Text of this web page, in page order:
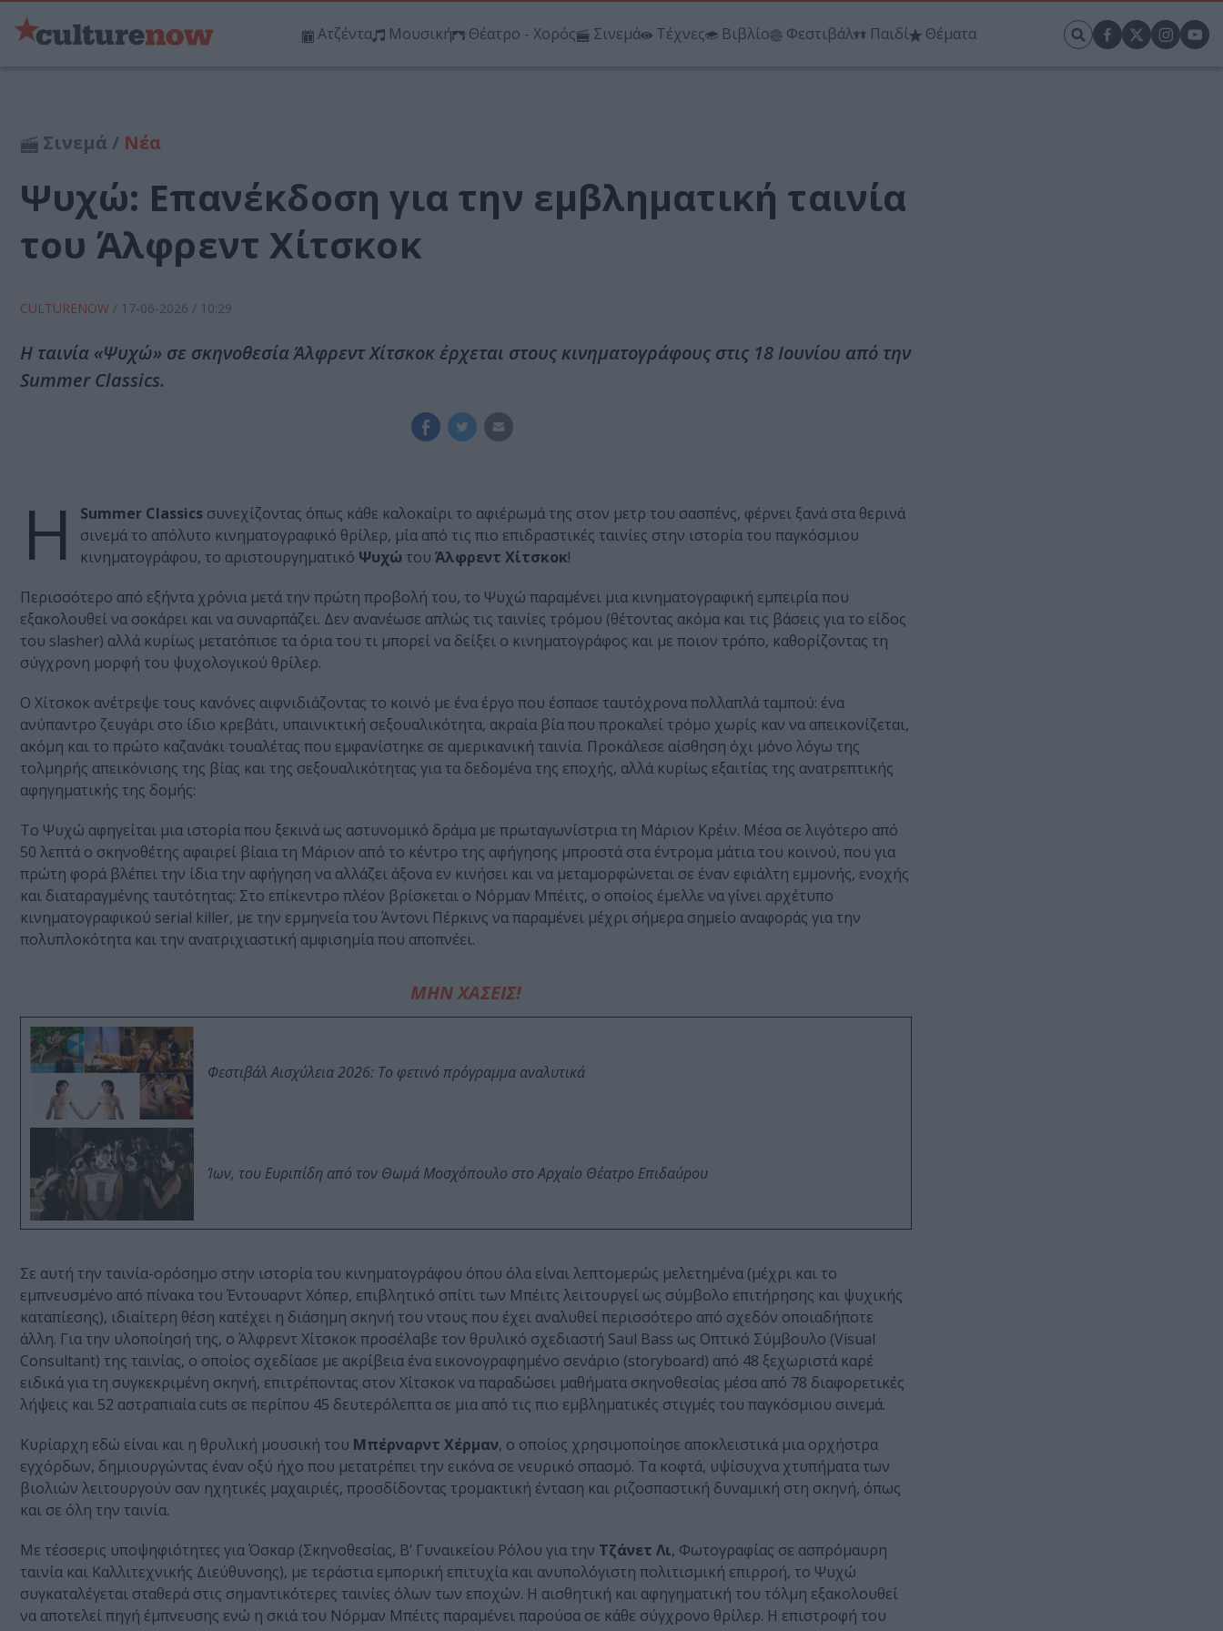
Ατζέντα Μουσική Θέατρο - Χορός Σινεμά Τέχνες Βιβλίο Φεστιβάλ Παιδί Θέματα
Σινεμά / Νέα
Ψυχώ: Επανέκδοση για την εμβληματική ταινία
του Άλφρεντ Χίτσκοκ
CULTURENOW / 17-06-2026 / 10:29
Η ταινία «Ψυχώ» σε σκηνοθεσία Άλφρεντ Χίτσκοκ έρχεται στους κινηματογράφους στις 18 Ιουνίου από την
Summer Classics.
Η Summer Classics συνεχίζοντας όπως κάθε καλοκαίρι το αφιέρωμά της στον μετρ του σασπένς, φέρνει ξανά στα θερινά
σινεμά το απόλυτο κινηματογραφικό θρίλερ, μία από τις πιο επιδραστικές ταινίες στην ιστορία του παγκόσμιου
κινηματογράφου, το αριστουργηματικό Ψυχώ του Άλφρεντ Χίτσκοκ!
Περισσότερο από εξήντα χρόνια μετά την πρώτη προβολή του, το Ψυχώ παραμένει μια κινηματογραφική εμπειρία που
εξακολουθεί να σοκάρει και να συναρπάζει. Δεν ανανέωσε απλώς τις ταινίες τρόμου (θέτοντας ακόμα και τις βάσεις για το είδος
του slasher) αλλά κυρίως μετατόπισε τα όρια του τι μπορεί να δείξει ο κινηματογράφος και με ποιον τρόπο, καθορίζοντας τη
σύγχρονη μορφή του ψυχολογικού θρίλερ.
Ο Χίτσκοκ ανέτρεψε τους κανόνες αιφνιδιάζοντας το κοινό με ένα έργο που έσπασε ταυτόχρονα πολλαπλά ταμπού: ένα
ανύπαντρο ζευγάρι στο ίδιο κρεβάτι, υπαινικτική σεξουαλικότητα, ακραία βία που προκαλεί τρόμο χωρίς καν να απεικονίζεται,
ακόμη και το πρώτο καζανάκι τουαλέτας που εμφανίστηκε σε αμερικανική ταινία. Προκάλεσε αίσθηση όχι μόνο λόγω της
τολμηρής απεικόνισης της βίας και της σεξουαλικότητας για τα δεδομένα της εποχής, αλλά κυρίως εξαιτίας της ανατρεπτικής
αφηγηματικής της δομής:
Το Ψυχώ αφηγείται μια ιστορία που ξεκινά ως αστυνομικό δράμα με πρωταγωνίστρια τη Μάριον Κρέιν. Μέσα σε λιγότερο από
50 λεπτά ο σκηνοθέτης αφαιρεί βίαια τη Μάριον από το κέντρο της αφήγησης μπροστά στα έντρομα μάτια του κοινού, που για
πρώτη φορά βλέπει την ίδια την αφήγηση να αλλάζει άξονα εν κινήσει και να μεταμορφώνεται σε έναν εφιάλτη εμμονής, ενοχής
και διαταραγμένης ταυτότητας: Στο επίκεντρο πλέον βρίσκεται ο Νόρμαν Μπέιτς, ο οποίος έμελλε να γίνει αρχέτυπο
κινηματογραφικού serial killer, με την ερμηνεία του Άντονι Πέρκινς να παραμένει μέχρι σήμερα σημείο αναφοράς για την
πολυπλοκότητα και την ανατριχιαστική αμφισημία που αποπνέει.
ΜΗΝ ΧΑΣΕΙΣ!
Φεστιβάλ Αισχύλεια 2026: Το φετινό πρόγραμμα αναλυτικά
Ίων, του Ευριπίδη από τον Θωμά Μοσχόπουλο στο Αρχαίο Θέατρο Επιδαύρου
Σε αυτή την ταινία-ορόσημο στην ιστορία του κινηματογράφου όπου όλα είναι λεπτομερώς μελετημένα (μέχρι και το
εμπνευσμένο από πίνακα του Έντουαρντ Χόπερ, επιβλητικό σπίτι των Μπέιτς λειτουργεί ως σύμβολο επιτήρησης και ψυχικής
καταπίεσης), ιδιαίτερη θέση κατέχει η διάσημη σκηνή του ντους που έχει αναλυθεί περισσότερο από σχεδόν οποιαδήποτε
άλλη. Για την υλοποίησή της, ο Άλφρεντ Χίτσκοκ προσέλαβε τον θρυλικό σχεδιαστή Saul Bass ως Οπτικό Σύμβουλο (Visual
Consultant) της ταινίας, ο οποίος σχεδίασε με ακρίβεια ένα εικονογραφημένο σενάριο (storyboard) από 48 ξεχωριστά καρέ
ειδικά για τη συγκεκριμένη σκηνή, επιτρέποντας στον Χίτσκοκ να παραδώσει μαθήματα σκηνοθεσίας μέσα από 78 διαφορετικές
λήψεις και 52 αστραπιαία cuts σε περίπου 45 δευτερόλεπτα σε μια από τις πιο εμβληματικές στιγμές του παγκόσμιου σινεμά.
Κυρίαρχη εδώ είναι και η θρυλική μουσική του Μπέρναρντ Χέρμαν, ο οποίος χρησιμοποίησε αποκλειστικά μια ορχήστρα
εγχόρδων, δημιουργώντας έναν οξύ ήχο που μετατρέπει την εικόνα σε νευρικό σπασμό. Τα κοφτά, υψίσυχνα χτυπήματα των
βιολιών λειτουργούν σαν ηχητικές μαχαιριές, προσδίδοντας τρομακτική ένταση και ριζοσπαστική δυναμική στη σκηνή, όπως
και σε όλη την ταινία.
Με τέσσερις υποψηφιότητες για Όσκαρ (Σκηνοθεσίας, Β’ Γυναικείου Ρόλου για την Τζάνετ Λι, Φωτογραφίας σε ασπρόμαυρη
ταινία και Καλλιτεχνικής Διεύθυνσης), με τεράστια εμπορική επιτυχία και ανυπολόγιστη πολιτισμική επιρροή, το Ψυχώ
συγκαταλέγεται σταθερά στις σημαντικότερες ταινίες όλων των εποχών. Η αισθητική και αφηγηματική του τόλμη εξακολουθεί
να αποτελεί πηγή έμπνευσης ενώ η σκιά του Νόρμαν Μπέιτς παραμένει παρούσα σε κάθε σύγχρονο θρίλερ. Η επιστροφή του